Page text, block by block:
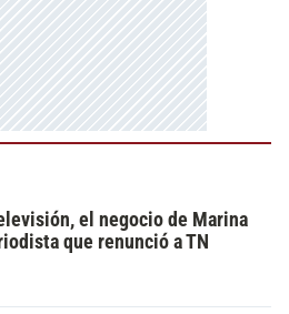
el negocio de Marina
que renunció a TN